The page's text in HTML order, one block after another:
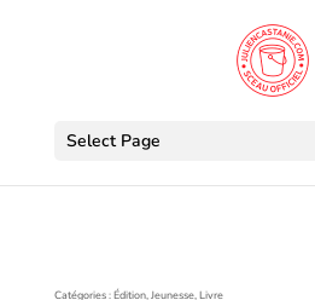
Select Page
Catégories : Édition, Jeunesse, Livre